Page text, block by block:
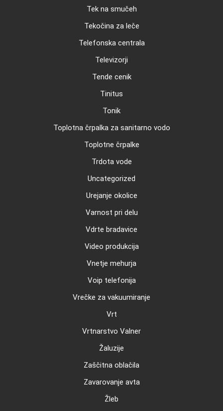
Tek na smučeh
Tekočina za leče
Telefonska centrala
Televizorji
Tende cenik
Tinitus
Tonik
Toplotna črpalka za sanitarno vodo
Toplotne črpalke
Trdota vode
Uncategorized
Urejanje okolice
Varnost pri delu
Vdrte bradavice
Video produkcija
Vnetje mehurja
Voip telefonija
Vrečke za vakuumiranje
Vrt
Vrtnarstvo Valner
Žaluzije
Zaščitna oblačila
Zavarovanje avta
Žleb